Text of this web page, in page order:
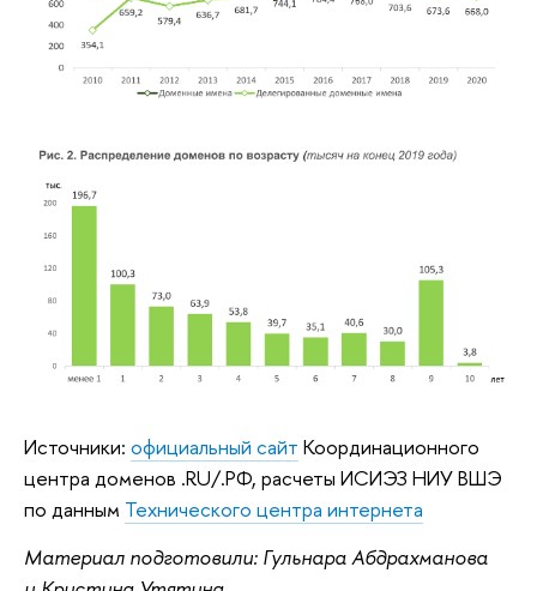
Источники: официальный сайт Координационного
центра доменов .RU/.РФ, расчеты ИСИЭЗ НИУ ВШЭ
по данным Технического центра интернета
Материал подготовили: Гульнара Абдрахманова